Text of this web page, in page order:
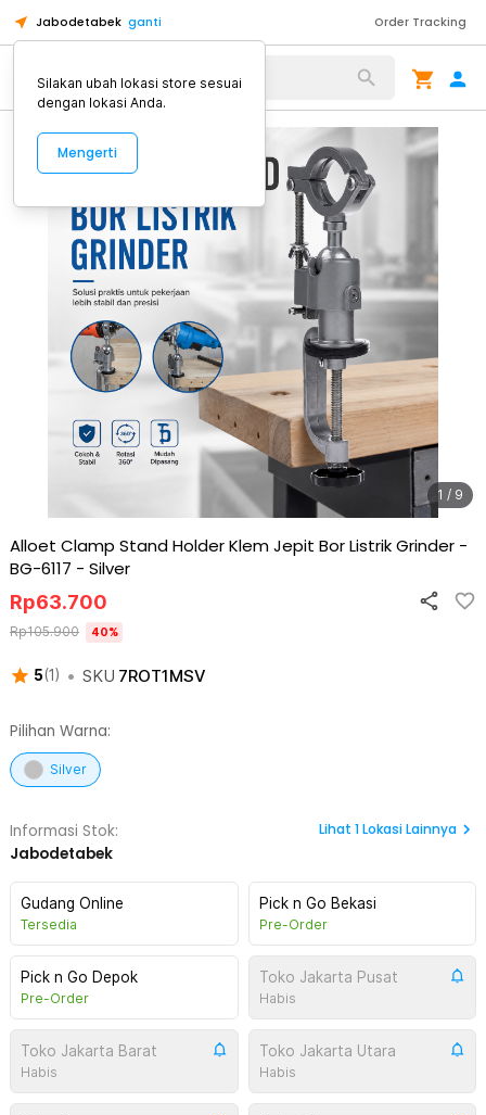
Jabodetabek ganti Order Tracking
Alat Kopi
1 / 9
Alloet Clamp Stand Holder Klem Jepit Bor Listrik Grinder -
BG-6117 - Silver
5(1 ) • SKU 7ROT1MSV
Rp63.700
Rp105.900 40%
Pilihan Warna:
Silver
Informasi Stok:
Jabodetabek
Lihat 1Lokasi Lainnya
Gudang Online
Tersedia
Pick n Go Bekasi
Pre-Order
Pick n Go Depok
Pre-Order
Toko Jakarta Pusat
Habis
Toko Jakarta Barat
Habis
Toko Jakarta Utara
Habis
Silakan ubah lokasi store sesuai
dengan lokasi Anda.
Mengerti